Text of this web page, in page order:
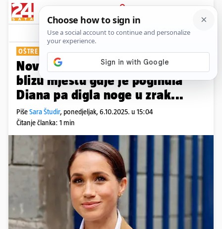
PRIJAVA
Show Komentari
OŠTRE KRITIKE
Novi skandal! Meghan prolazila
blizu mjestu gdje je poginula
Diana pa digla noge u zrak...
PišeSara Študir, ponedjeljak, 6.10.2025. u 15:04
Čitanje članka: 1 min